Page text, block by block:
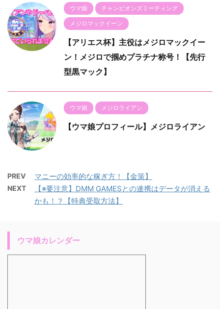
ウマ娘 チャンピオンズミーティング
メジロマックイーン
【アリエス杯】主役はメジロマックイー
ン！メジロで掴めプラチナ称号！【先行
型黒マック】
ウマ娘 メジロライアン
【ウマ娘プロフィール】メジロライアン
PREV マニーの効率的な稼ぎ方！【金策】
NEXT
【※要注意】DMM GAMESとの連携はデータが消える
かも！？【特典受取方法】
ウマ娘カレンダー